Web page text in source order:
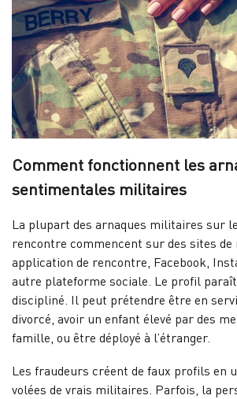
Comment fonctionnent les
sentimentales militaires
La plupart des arnaques militaires sur
rencontre commencent sur des sites de
application de rencontre, Facebook,
autre plateforme sociale. Le profil
discipliné. Il peut prétendre être en
divorcé, avoir un enfant élevé par des
famille, ou être déployé à l’étranger.
Les fraudeurs créent de faux profils en
volées de vrais militaires. Parfois, la